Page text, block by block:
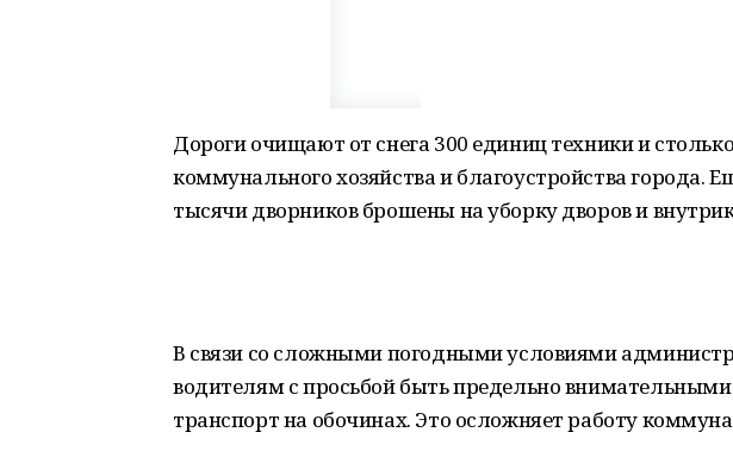
Дороги очищают от снега 300 единиц техники и
коммунального хозяйства и благоустройства города.
тысячи дворников брошены на уборку дворов и
В связи со сложными погодными условиями
водителям с просьбой быть предельно внимательными
транспорт на обочинах. Это осложняет работу